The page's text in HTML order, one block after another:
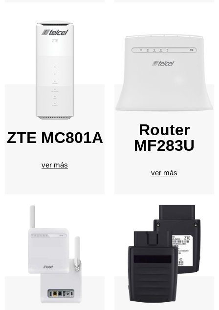
ZTE MC801A
ver más
Router
MF283U
ver más